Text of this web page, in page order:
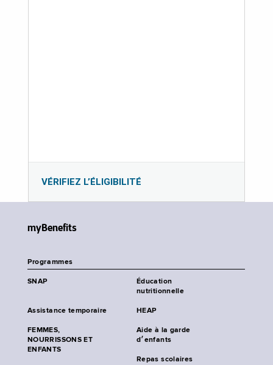
VÉRIFIEZ L’ÉLIGIBILITÉ
myBenefits
Programmes
SNAP
Éducation
nutritionnelle
Assistance temporaire HEAP
FEMMES,
NOURRISSONS ET
ENFANTS
Aide à la garde
d׳enfants
Repas scolaires